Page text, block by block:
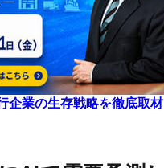
企業の生存戦略を徹底取材